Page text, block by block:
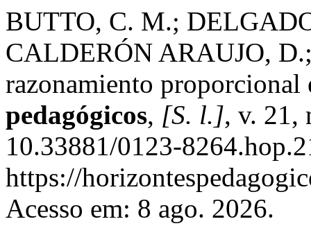
BUTTO, C. M.;
CALDERÓN ARAUJO,
razonamiento proporcional
pedagógicos, [S. l.], v. 21,
10.33881/0123-
https://
Acesso em: 8 ago. 2026.